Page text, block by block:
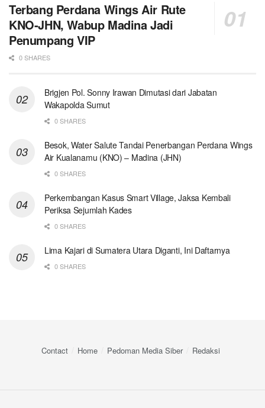
Terbang Perdana Wings Air Rute
KNO-JHN, Wabup Madina Jadi
Penumpang VIP
0 SHARES
Brigjen Pol. Sonny Irawan Dimutasi dari Jabatan
Wakapolda Sumut
0 SHARES
Besok, Water Salute Tandai Penerbangan Perdana Wings
Air Kualanamu (KNO) – Madina (JHN)
0 SHARES
Perkembangan Kasus Smart Village, Jaksa Kembali
Periksa Sejumlah Kades
0 SHARES
Lima Kajari di Sumatera Utara Diganti, Ini Daftarnya
0 SHARES
Contact Home Pedoman Media Siber Redaksi